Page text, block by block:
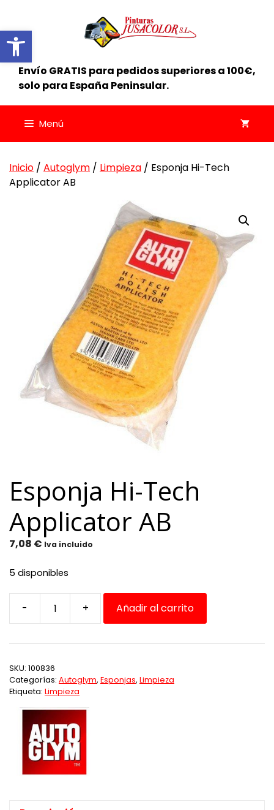
Abrir barra de herramientas
contenido
Envío GRATIS para pedidos superiores a 100€,
solo para España Peninsular.
Menú
Inicio / Autoglym / Limpieza / Esponja Hi-Tech
Applicator AB
Esponja Hi-Tech
Applicator AB
7,08 € Iva incluido
5 disponibles
-
Esponja
Tech
AB
cantidad
+ Añadir al carrito
SKU: 100836
Categorías: Autoglym, Esponjas, Limpieza
Etiqueta: Limpieza